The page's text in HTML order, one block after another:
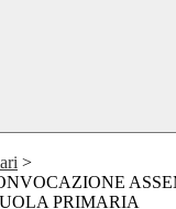
>
PRIMARIA